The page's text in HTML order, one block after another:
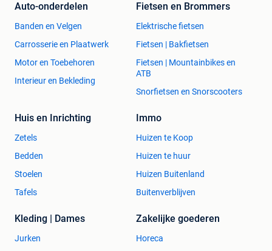
Auto-onderdelen
Banden en Velgen
Carrosserie en Plaatwerk
Motor en Toebehoren
Interieur en Bekleding
Fietsen en Brommers
Elektrische fietsen
Fietsen | Bakfietsen
Fietsen | Mountainbikes en
ATB
Snorfietsen en Snorscooters
Huis en Inrichting
Zetels
Bedden
Stoelen
Tafels
Immo
Huizen te Koop
Huizen te huur
Huizen Buitenland
Buitenverblijven
Kleding | Dames
Jurken
Zakelijke goederen
Horeca